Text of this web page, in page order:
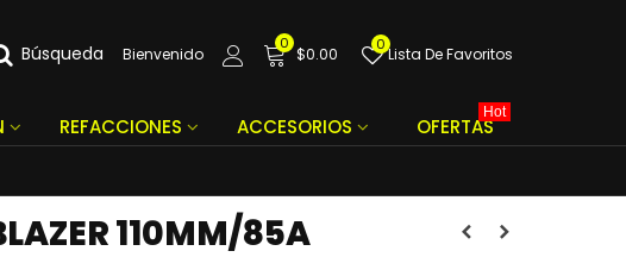
Búsqueda Bienvenido
0
$0.00
0
Lista De Favoritos
REFACCIONES ACCESORIOS OFERTAS
Hot
110MM/85A